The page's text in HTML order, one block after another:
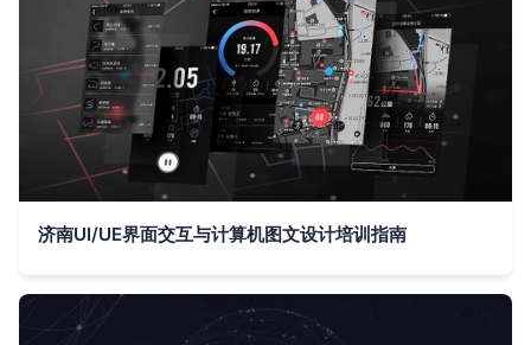
济南UI/UE界面交互与计算机图文设计培训指南